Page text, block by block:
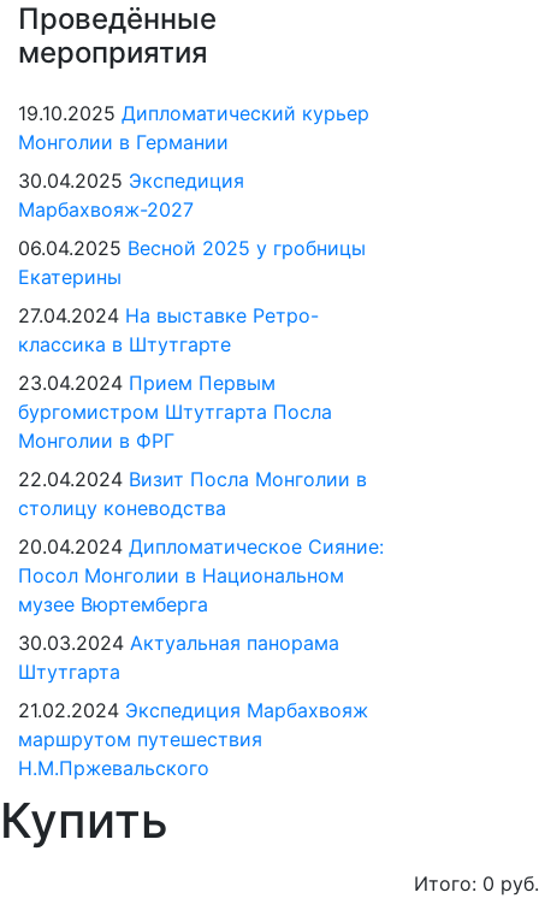
Проведённые
мероприятия
19.10.2025 Дипломатический курьер
Монголии в Германии
30.04.2025 Экспедиция
Марбахвояж-2027
06.04.2025 Весной 2025 у гробницы
Екатерины
27.04.2024 На выставке Ретро-
классика в Штутгарте
23.04.2024 Прием Первым
бургомистром Штутгарта Посла
Монголии в ФРГ
22.04.2024 Визит Посла Монголии в
столицу коневодства
20.04.2024 Дипломатическое Сияние:
Посол Монголии в Национальном
музее Вюртемберга
30.03.2024 Актуальная панорама
Штутгарта
21.02.2024 Экспедиция Марбахвояж
маршрутом путешествия
Н.М.Пржевальского
Купить
Итого: 0 руб.